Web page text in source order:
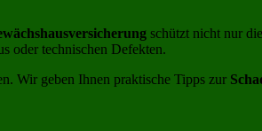
schützt nicht nur
oder technischen Defekten.
Wir geben Ihnen praktische Tipps zur